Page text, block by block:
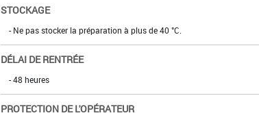
STOCKAGE
- Ne pas stocker la préparation à plus de 40 °C.
DÉLAI DE RENTRÉE
- 48 heures
PROTECTION DE L'OPÉRATEUR